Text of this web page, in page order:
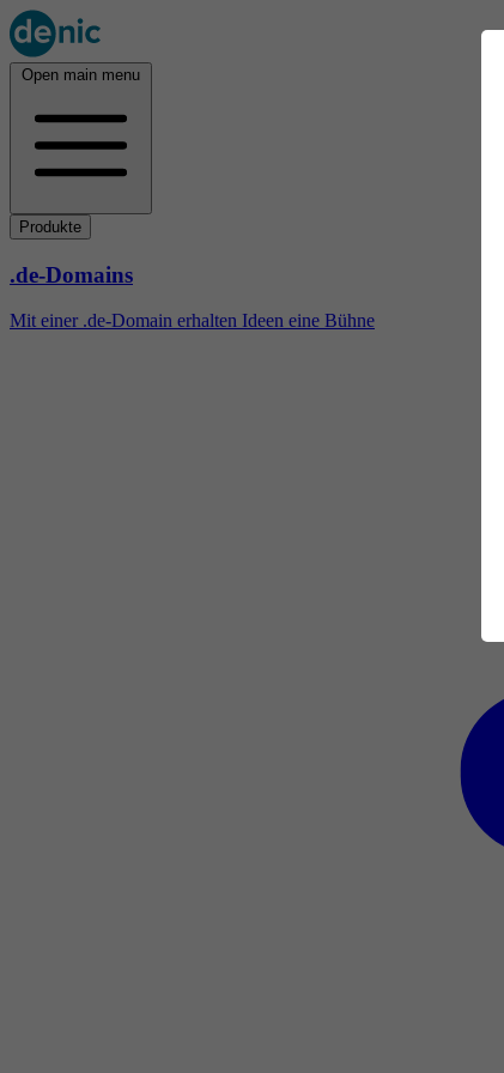
Open main menu
Produkte
.de-Domains
Mit einer .de-Domain erhalten Ideen eine Bühne